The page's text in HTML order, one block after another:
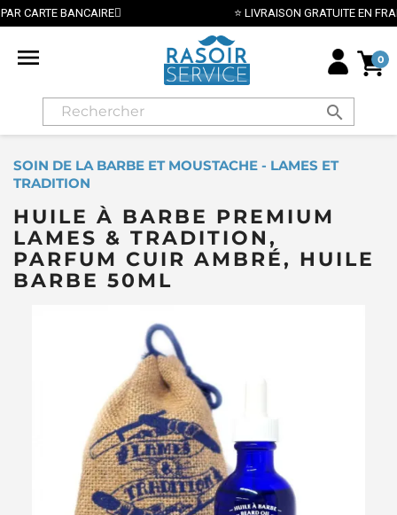
⭐ LIVRAISON GRATUITE EN FRANCE MÉTROPOLITAINE DÈS 70€ ⭐
 0
search
SOIN DE LA BARBE ET MOUSTACHE - LAMES ET
TRADITION
HUILE À BARBE PREMIUM
LAMES & TRADITION,
PARFUM CUIR AMBRÉ, HUILE
BARBE 50ML